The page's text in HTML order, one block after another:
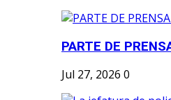
PARTE DE
Jul 27, 2026 0